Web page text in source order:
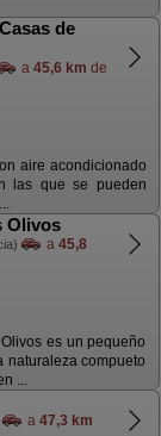
de
a 45,6 km de
aire acondicionado
las que se pueden
Olivos
a 45,8
es un pequeño
naturaleza compueto
...
a 47,3 km